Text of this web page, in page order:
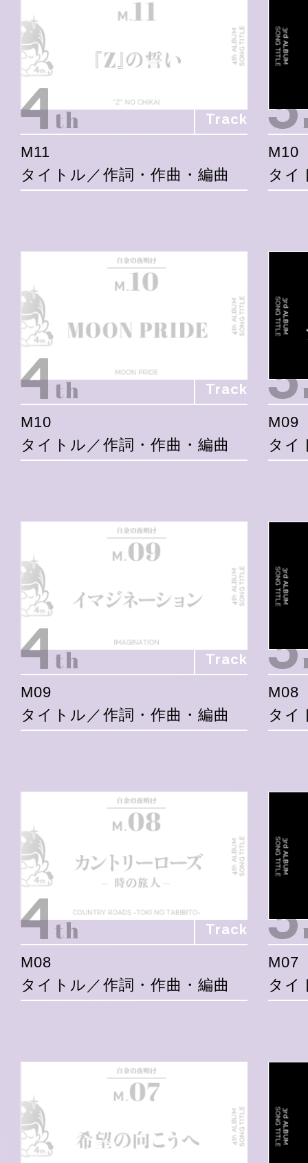
Track
M11
タイトル／作詞・作曲・編曲
M10
タイ
Track
M10
タイトル／作詞・作曲・編曲
M09
タイ
Track
M09
タイトル／作詞・作曲・編曲
M08
タイ
Track
M08
タイトル／作詞・作曲・編曲
M07
タイ